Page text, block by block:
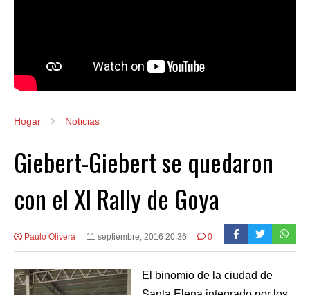
Hogar Noticias
Giebert-Giebert se quedaron
con el XI Rally de Goya
Paulo Olivera 11 septiembre, 2016 20:36 0
El binomio de la ciudad de